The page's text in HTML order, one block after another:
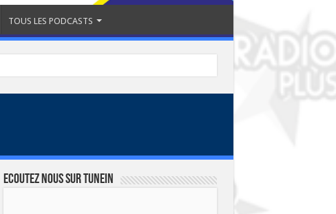
TOUS LES PODCASTS
Ecoutez nous sur TuneIn